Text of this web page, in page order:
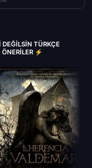
TÜRKÇE
⚡